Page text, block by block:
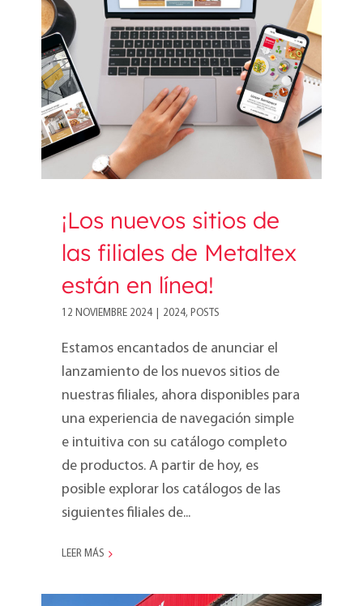
¡Los nuevos sitios de las
filiales de Metaltex están
en línea!
¡Los nuevos sitios de
las filiales de Metaltex
están en línea!
12 NOVIEMBRE 2024 2024, POSTS
Estamos encantados de anunciar el
lanzamiento de los nuevos sitios de
nuestras filiales, ahora disponibles para
una experiencia de navegación simple
e intuitiva con su catálogo completo
de productos. A partir de hoy, es
posible explorar los catálogos de las
siguientes filiales de...
LEER MÁS